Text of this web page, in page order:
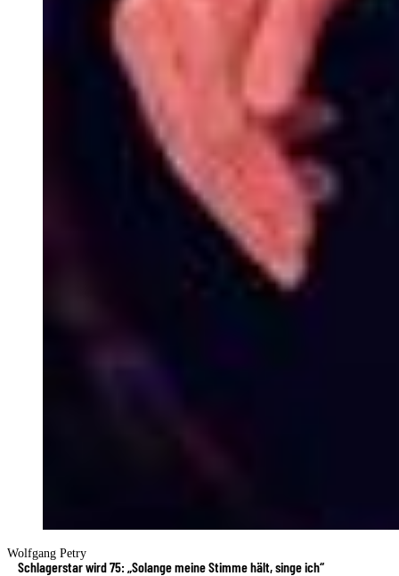
Wolfgang Petry
Schlagerstar wird 75: „Solange meine Stimme hält, singe ich“